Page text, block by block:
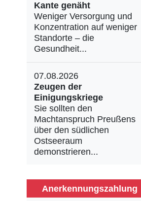
Kante genäht
Weniger Versorgung und
Konzentration auf weniger
Standorte – die
Gesundheit...
07.08.2026
Zeugen der
Einigungskriege
Sie sollten den
Machtanspruch Preußens
über den südlichen
Ostseeraum
demonstrieren...
Anerkennungszahlung